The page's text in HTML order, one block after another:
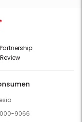
Partnership
9066